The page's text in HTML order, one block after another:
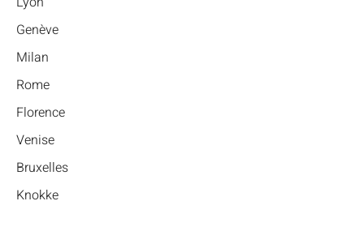
Genève
Milan
Rome
Florence
Venise
Bruxelles
Knokke